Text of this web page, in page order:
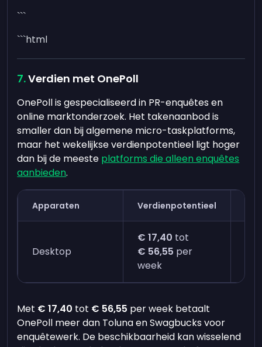
```
```html
Verdien met OnePoll
OnePoll is gespecialiseerd in PR-enquêtes en
online marktonderzoek. Het takenaanbod is
smaller dan bij algemene micro-taskplatforms,
maar het wekelijkse verdienpotentieel ligt hoger
dan bij de meeste platforms die alleen enquêtes
aanbieden.
Apparaten Verdienpotentieel
Desktop
€ 17,40 tot
€ 56,55 per
week
Met € 17,40 tot € 56,55 per week betaalt
OnePoll meer dan Toluna en Swagbucks voor
enquêtewerk. De beschikbaarheid kan wisselend